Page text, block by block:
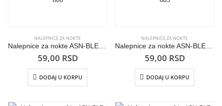
NALEPNICE ZA NOKTE
Nalepnice za nokte ASN-BLE 886
59,00 RSD
DODAJ U KORPU
NALEPNICE ZA NOKTE
Nalepnice za nokte ASN-BLE 885
59,00 RSD
DODAJ U KORPU